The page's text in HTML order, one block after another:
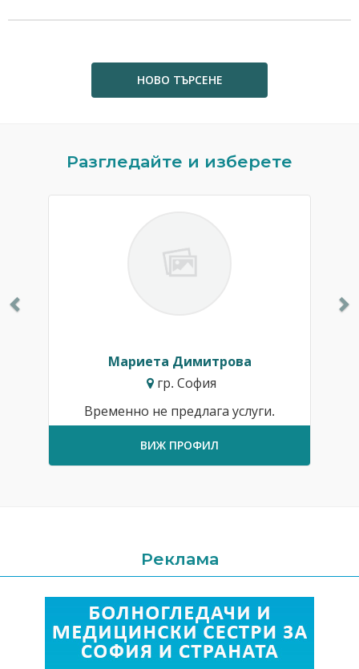
НОВО ТЪРСЕНЕ
Разгледайте и изберете
Мариета Димитрова
гр. София
Временно не предлага услуги.
ВИЖ ПРОФИЛ
Реклама